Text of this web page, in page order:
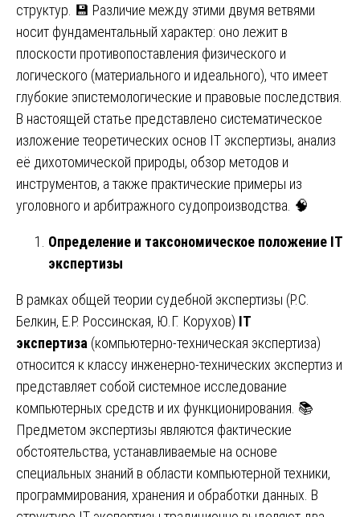
структур. 💾 Различие между этими двумя ветвями
носит фундаментальный характер: оно лежит в
плоскости противопоставления физического и
логического (материального и идеального), что имеет
глубокие эпистемологические и правовые последствия.
В настоящей статье представлено систематическое
изложение теоретических основ IT экспертизы, анализ
её дихотомической природы, обзор методов и
инструментов, а также практические примеры из
уголовного и арбитражного судопроизводства. 🧠
Определение и таксономическое положение IT
экспертизы
В рамках общей теории судебной экспертизы (Р.С.
Белкин, Е.Р. Россинская, Ю.Г. Корухов) IT
экспертиза (компьютерно-техническая экспертиза)
относится к классу инженерно-технических экспертиз и
представляет собой системное исследование
компьютерных средств и их функционирования. 📚
Предметом экспертизы являются фактические
обстоятельства, устанавливаемые на основе
специальных знаний в области компьютерной техники,
программирования, хранения и обработки данных. В